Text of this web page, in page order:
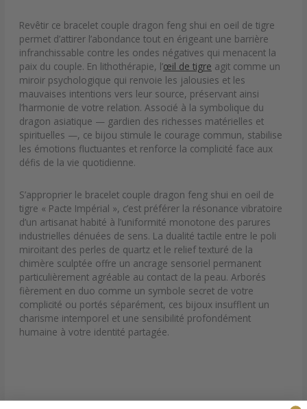
Revêtir ce bracelet couple dragon feng shui en oeil de tigre
permet d’attirer l’abondance tout en érigeant une barrière
infranchissable contre les ondes négatives qui menacent la
paix du couple. En lithothérapie, l’œil de tigre agit comme un
miroir psychologique qui renvoie les jalousies et les
mauvaises intentions vers leur source, préservant ainsi
l’harmonie de votre relation. Associé à la symbolique du
dragon asiatique — gardien des richesses matérielles et
spirituelles —, ce bijou stimule le courage commun, stabilise
les émotions fluctuantes et renforce la complicité face aux
défis de la vie quotidienne.
S’approprier le bracelet couple dragon feng shui en oeil de
tigre « Pacte Impérial », c’est préférer la résonance vibratoire
d’un artisanat habité à l’uniformité monotone des parures
industrielles dénuées de sens. La dualité tactile entre le poli
miroitant des perles de quartz et le relief texturé de la
chimère sculptée offre un ancrage sensoriel permanent
particulièrement agréable au contact de la peau. Arborés
fièrement en duo comme un symbole secret de votre
complicité ou portés séparément, ces bijoux insufflent un
charisme intemporel et une sensibilité profondément
humaine à votre identité partagée.